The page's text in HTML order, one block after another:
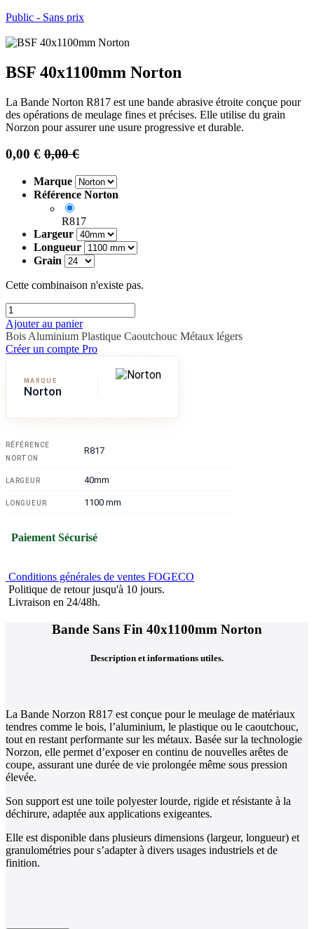
Public - Sans prix
BSF 40x1100mm Norton
La Bande Norton R817 est une bande abrasive étroite conçue pour
des opérations de meulage fines et précises. Elle utilise du grain
Norzon pour assurer une usure progressive et durable.
0,00 € 0,00€
Marque
Référence Norton
R817
Largeur
Longueur
Grain
Cette combinaison n'existe pas.
Ajouter au panier
Bois Aluminium Plastique Caoutchouc Métaux légers
Créer un compte Pro
MARQUE
Norton
RÉFÉRENCE
NORTON
R817
LARGEUR 40mm
LONGUEUR 1100 mm
Paiement Sécurisé
Conditions générales de ventes FOGECO
Politique de retour jusqu'à 10 jours.
Livraison en 24/48h.
Bande Sans Fin 40x1100mm Norton
Description et informations utiles.
La Bande Norzon R817 est conçue pour le meulage de matériaux
tendres comme le bois, l’aluminium, le plastique ou le caoutchouc,
tout en restant performante sur les métaux. Basée sur la technologie
Norzon, elle permet d’exposer en continu de nouvelles arêtes de
coupe, assurant une durée de vie prolongée même sous pression
élevée.
Son support est une toile polyester lourde, rigide et résistante à la
déchirure, adaptée aux applications exigeantes.
Elle est disponible dans plusieurs dimensions (largeur, longueur) et
granulométries pour s’adapter à divers usages industriels et de
finition.